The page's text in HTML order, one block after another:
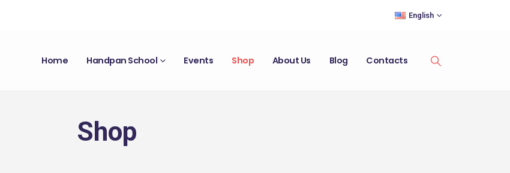
English
Home Handpan School Events Shop About Us Blog Contacts
Shop